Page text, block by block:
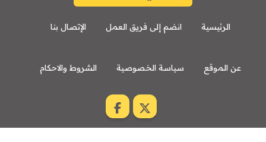
الرئيسية انضم إلى فريق العمل الإتصال بنا
عن الموقع سياسة الخصوصية الشروط والاحكام